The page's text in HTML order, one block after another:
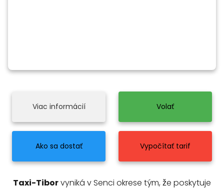
Viac informácií Volať
Ako sa dostať Vypočítať tarif
Taxi-Tiborvyniká v Senci okrese tým, že poskytuje